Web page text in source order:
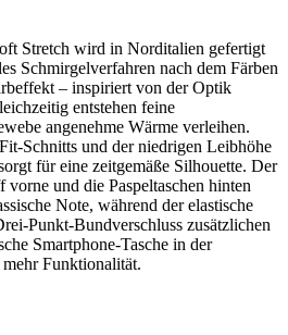
Stretch wird in Norditalien gefertigt
Schmirgelverfahren nach dem Färben
– inspiriert von der Optik
entstehen feine
angenehme Wärme verleihen.
Schnitts und der niedrigen Leibhöhe
für eine zeitgemäße Silhouette. Der
vorne und die Paspeltaschen hinten
Note, während der elastische
Punkt-Bundverschluss zusätzlichen
Smartphone-Tasche in der
Funktionalität.